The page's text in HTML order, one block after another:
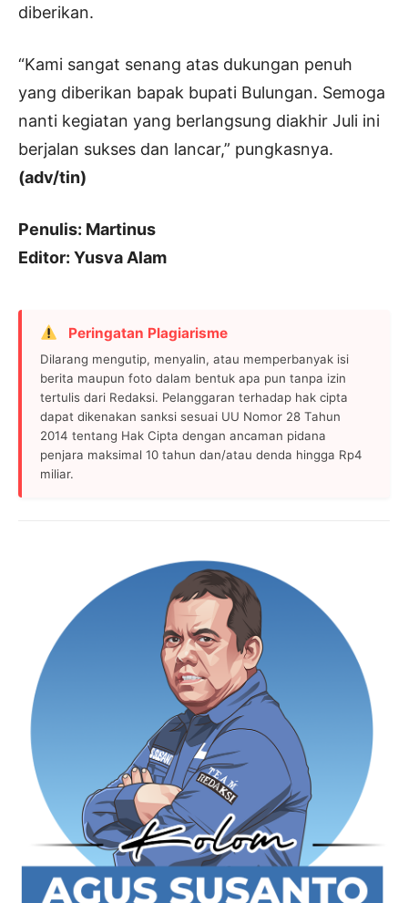
diberikan.
“Kami sangat senang atas dukungan penuh
yang diberikan bapak bupati Bulungan. Semoga
nanti kegiatan yang berlangsung diakhir Juli ini
berjalan sukses dan lancar,” pungkasnya.
(adv/tin)
Penulis: Martinus
Editor: Yusva Alam
Peringatan Plagiarisme
Dilarang mengutip, menyalin, atau memperbanyak isi
berita maupun foto dalam bentuk apa pun tanpa izin
tertulis dari Redaksi. Pelanggaran terhadap hak cipta
dapat dikenakan sanksi sesuai UU Nomor 28 Tahun
2014 tentang Hak Cipta dengan ancaman pidana
penjara maksimal 10 tahun dan/atau denda hingga Rp4
miliar.